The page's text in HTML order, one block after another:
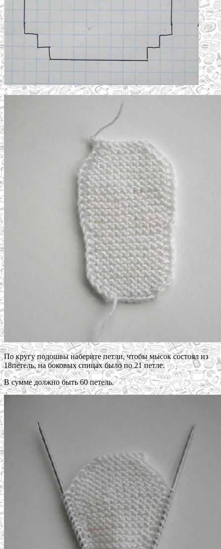
По кругу подошвы наберите петли, чтобы мысок состоял из
18петель, на боковых спицах было по 21 петле.
В сумме должно быть 60 петель.